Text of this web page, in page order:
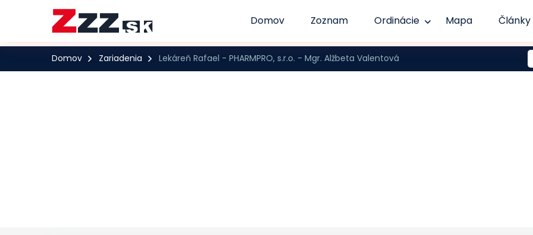
Domov Zoznam Ordinácie Mapa Články
Domov Zariadenia Lekáreň Rafael - PHARMPRO, s.r.o. - Mgr. Alžbeta Valentová